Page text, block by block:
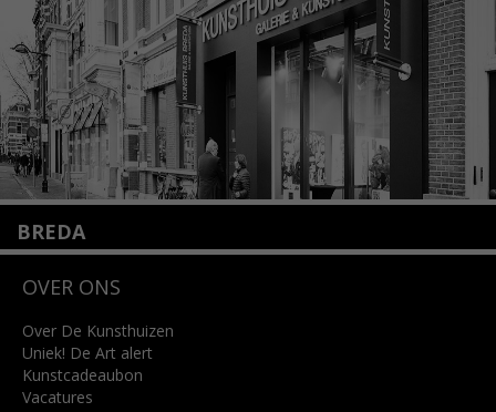
Lees meer
BREDA
4818 SB Breda
info@kunsthuisbreda.nl
Lees meer
OVER ONS
Over De Kunsthuizen
Uniek! De Art alert
Kunstcadeaubon
Vacatures